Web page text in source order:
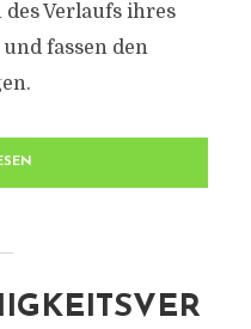
Verlaufs ihres
fassen den